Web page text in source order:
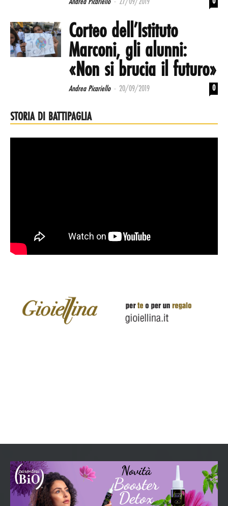
Andrea Picariello 27/09/2019
Corteo dell’Istituto
Marconi, gli alunni:
«Non si brucia il futuro»
Andrea Picariello - 20/09/2019 0
STORIA DI BATTIPAGLIA